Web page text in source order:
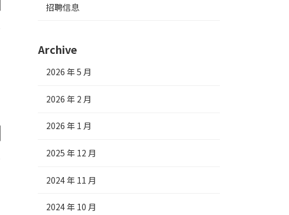
招聘信息
Archive
2026 年 5 月
2026 年 2 月
2026 年 1 月
2025 年 12 月
2024 年 11 月
2024 年 10 月